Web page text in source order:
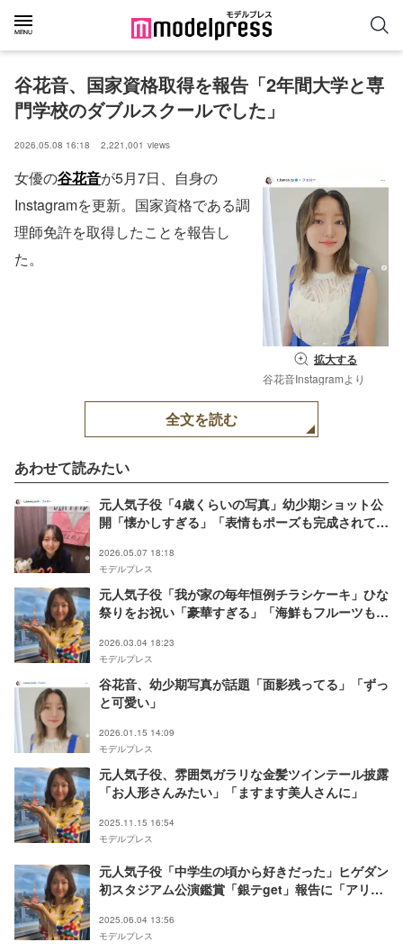
谷花音、国家資格取得を報告「2年間大学と専
門学校のダブルスクールでした」
2026.05.08 16:18 2,221,001 views
拡大する
谷花音Instagramより
女優の谷花音が5月7日、自身の
Instagramを更新。国家資格である調
理師免許を取得したことを報告し
た。
全文を読む
あわせて読みたい
元人気子役「4歳くらいの写真」幼少期ショット公
開「懐かしすぎる」「表情もポーズも完成されて
2026.05.07 18:18
モデルプレス
元人気子役「我が家の毎年恒例チラシケーキ」ひな
祭りをお祝い「豪華すぎる」「海鮮もフルーツもた
2026.03.04 18:23
モデルプレス
谷花音、幼少期写真が話題「面影残ってる」「ずっ
と可愛い」
2026.01.15 14:09
モデルプレス
元人気子役、雰囲気ガラリな金髪ツインテール披露
「お人形さんみたい」「ますます美人さんに」
2025.11.15 16:54
モデルプレス
元人気子役「中学生の頃から好きだった」ヒゲダン
初スタジアム公演鑑賞「銀テget」報告に「アリー
2025.06.04 13:56
モデルプレス